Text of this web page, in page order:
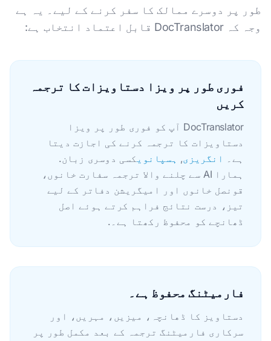
طور پر دوسرے ممالک کا سفر کرنے کے لیے۔ یہ ہے
وجہ کہ DocTranslator قابل اعتماد انتخاب ہے:
فوری طور پر ویزا دستاویزات کا ترجمہ
کریں
DocTranslator آپ کو فوری طور پر ویزا
دستاویزات کا ترجمہ کرنے کی اجازت دیتا
ہے۔ انگریزی, ہسپانویکسی دوسری زبان.
ہمارا AI سے چلنے والا ترجمہ سفارت خانوں،
قونصل خانوں اور امیگریشن دفاتر کے لیے
تیز، درست نتائج فراہم کرتے ہوئے اصل
ڈھانچے کو محفوظ رکھتا ہے۔.
فارمیٹنگ محفوظ ہے۔
دستاویز کا ڈھانچہ، میزیں، مہریں، اور
سرکاری فارمیٹنگ ترجمہ کے بعد مکمل طور پر